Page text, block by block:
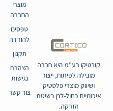
קורטיקו בע"מ היא חברה
מובילה לפיתוח, ייצור
ושיווק מוצרי פלסטיק
איכותיים כחול-לבן בשיטת
הזרקה.
מוצרי
החברה
טפסים
להורדה
תקנון
הצהרת
נגישות
צור קשר